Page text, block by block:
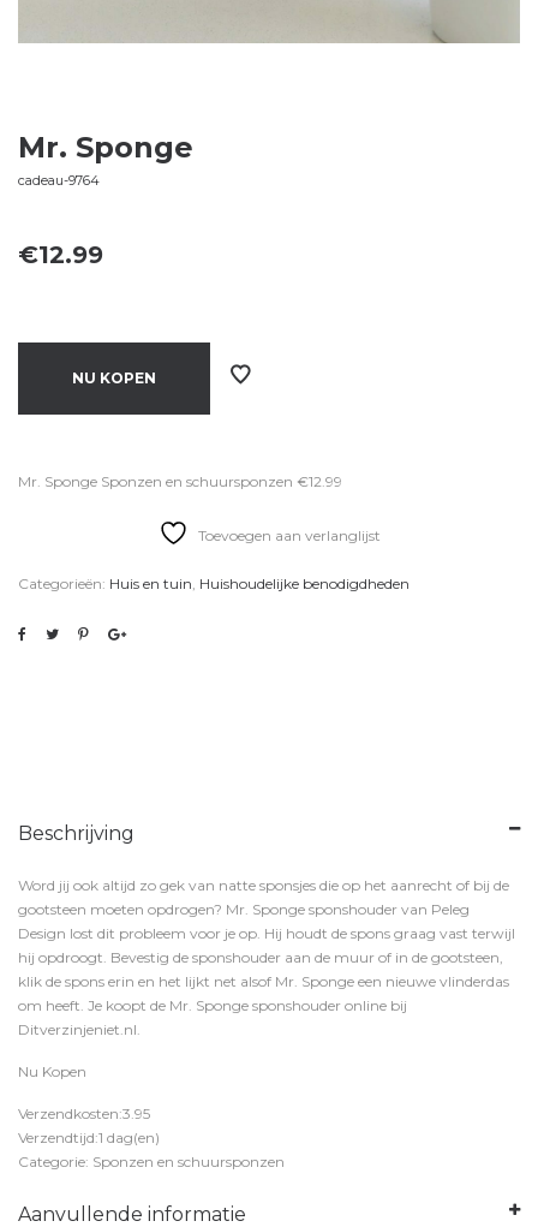
Mr. Sponge
cadeau-9764
€12.99
NU KOPEN
Mr. Sponge Sponzen en schuursponzen €12.99
Toevoegen aan verlanglijst
Categorieën: Huis en tuin, Huishoudelijke benodigdheden
Beschrijving
Word jij ook altijd zo gek van natte sponsjes die op het aanrecht of bij de
gootsteen moeten opdrogen? Mr. Sponge sponshouder van Peleg
Design lost dit probleem voor je op. Hij houdt de spons graag vast terwijl
hij opdroogt. Bevestig de sponshouder aan de muur of in de gootsteen,
klik de spons erin en het lijkt net alsof Mr. Sponge een nieuwe vlinderdas
om heeft. Je koopt de Mr. Sponge sponshouder online bij
Ditverzinjeniet.nl.
Nu Kopen
Verzendkosten:3.95
Verzendtijd:1 dag(en)
Categorie: Sponzen en schuursponzen
Aanvullende informatie